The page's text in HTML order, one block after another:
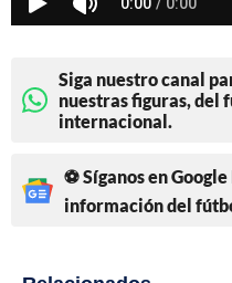
Siga nuestro canal
nuestras figuras, del
internacional.
⚽ Síganos en
información del